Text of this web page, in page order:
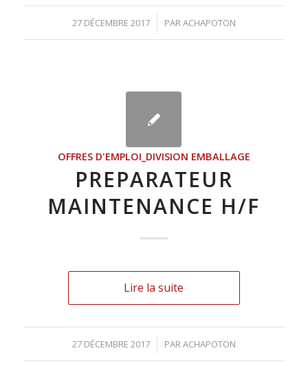
27 DÉCEMBRE 2017
/ PARACHAPOTON
OFFRES D'EMPLOI_DIVISION EMBALLAGE
PREPARATEUR
MAINTENANCE H/F
Lire la suite
27 DÉCEMBRE 2017
/ PARACHAPOTON